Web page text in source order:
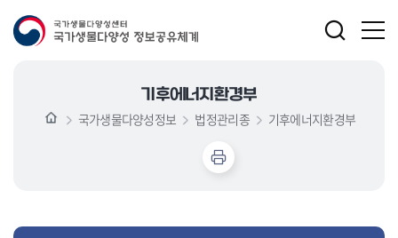
기후에너지환경부
국가생물다양성정보 법정관리종 기후에너지환경부